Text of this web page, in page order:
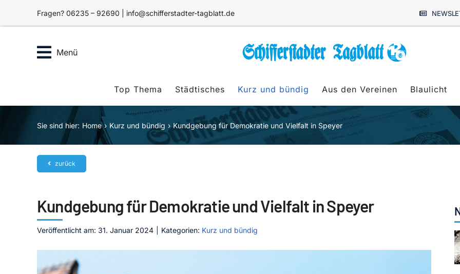
Fragen? 06235 – 92690 | info@schifferstadter-tagblatt.de
Menü
Top Thema Städtisches Kurz und bündig Aus den Vereinen Blaulicht
Sie sind hier: Home Kurz und bündig Kundgebung für Demokratie und Vielfalt in Speyer
zurück
Kundgebung für Demokratie und Vielfalt in Speyer
Veröffentlicht am: 31. Januar 2024 Kategorien: Kurz und bündig